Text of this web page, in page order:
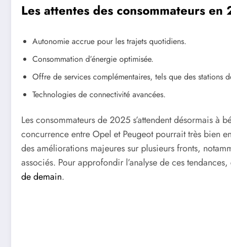
Les attentes des consommateurs en
Autonomie accrue pour les trajets quotidiens.
Consommation d’énergie optimisée.
Offre de services complémentaires, tels que des stations
Technologies de connectivité avancées.
Les consommateurs de 2025 s’attendent désormais à
concurrence entre Opel et Peugeot pourrait très bien
des améliorations majeures sur plusieurs fronts,
associés. Pour approfondir l’analyse de ces
de demain.